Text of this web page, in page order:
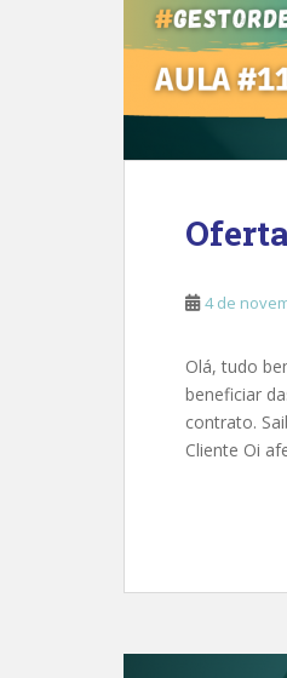
4 de
Olá, tudo
beneficiar
contrato.
Cliente Oi